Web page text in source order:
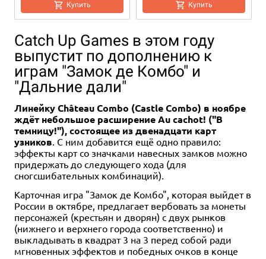
Купить Купить
Дополнение 1-4
90-120
13+
Остров духов: Ветви и когти
3 отзыва
2 990 ₽
Купить
Пуэрто-Банана
1 490 ₽
2-4 45-60 10+
Цивилизация от начала
времён
999 ₽
Уведомить о наличии
2-5 45+ 10+
Нидавеллир (2020)
1 отзыв
3 190 ₽
Уведомить о наличии
2-12 30-60 18+
Цена скоро будет 0 ₽
Уведомить о наличии
2-4 20+ 4+
Сырный край
2 590 ₽
Уведомить о наличии
Catch Up Games в этом году
выпустит по дополнению к
играм "Замок де Комбо" и
"Дальние дали"
Линейку Château Combo (Castle Combo) в ноябре
ждёт небольшое расширение Au cachot! ("В
темницу!"), состоящее из двенадцати карт
узников . С ним добавится ещё одно правило:
эффекты карт со значками навесных замков можно
придержать до следующего хода (для
сногсшибательных комбинаций).
Карточная игра "Замок де Комбо", которая выйдет в
России в октябре, предлагает вербовать за монеты
персонажей (крестьян и дворян) с двух рынков
(нижнего и верхнего города соответственно) и
выкладывать в квадрат 3 на 3 перед собой ради
мгновенных эффектов и победных очков в конце